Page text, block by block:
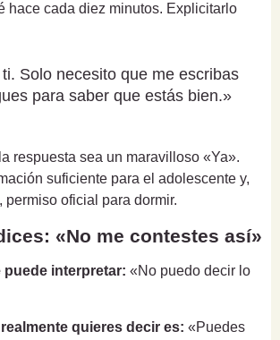
hace cada diez minutos. Explicitarlo
Solo necesito que me escribas
para saber que estás bien.»
respuesta sea un maravilloso «Ya».
suficiente para el adolescente y,
permiso oficial para dormir.
«No me contestes así»
puede interpretar: «No puedo decir lo
quieres decir es: «Puedes